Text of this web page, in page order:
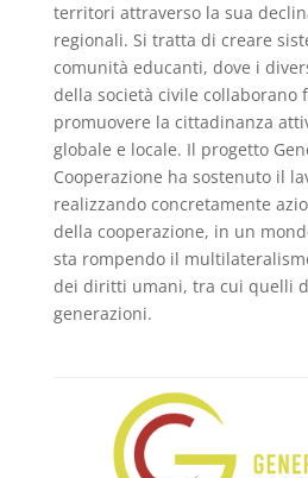
territori attraverso la sua
regionali. Si tratta di creare
comunità educanti, dove i
della società civile collaborano
promuovere la cittadinanza
globale e locale. Il progetto
Cooperazione ha sostenuto il
realizzando concretamente
della cooperazione, in un
sta rompendo il
dei diritti umani, tra cui quelli
generazioni.